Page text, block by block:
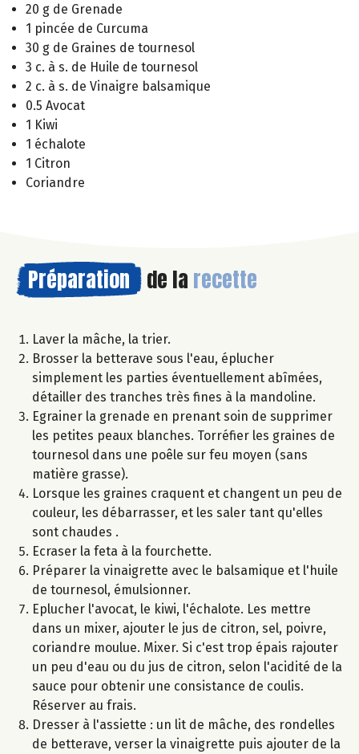
20 g de Grenade
1 pincée de Curcuma
30 g de Graines de tournesol
3 c. à s. de Huile de tournesol
2 c. à s. de Vinaigre balsamique
0.5 Avocat
1 Kiwi
1 échalote
1 Citron
Coriandre
Préparation de la recette
Laver la mâche, la trier.
Brosser la betterave sous l'eau, éplucher
simplement les parties éventuellement abîmées,
détailler des tranches très fines à la mandoline.
Egrainer la grenade en prenant soin de supprimer
les petites peaux blanches. Torréfier les graines de
tournesol dans une poêle sur feu moyen (sans
matière grasse).
Lorsque les graines craquent et changent un peu de
couleur, les débarrasser, et les saler tant qu'elles
sont chaudes .
Ecraser la feta à la fourchette.
Préparer la vinaigrette avec le balsamique et l'huile
de tournesol, émulsionner.
Eplucher l'avocat, le kiwi, l'échalote. Les mettre
dans un mixer, ajouter le jus de citron, sel, poivre,
coriandre moulue. Mixer. Si c'est trop épais rajouter
un peu d'eau ou du jus de citron, selon l'acidité de la
sauce pour obtenir une consistance de coulis.
Réserver au frais.
Dresser à l'assiette : un lit de mâche, des rondelles
de betterave, verser la vinaigrette puis ajouter de la